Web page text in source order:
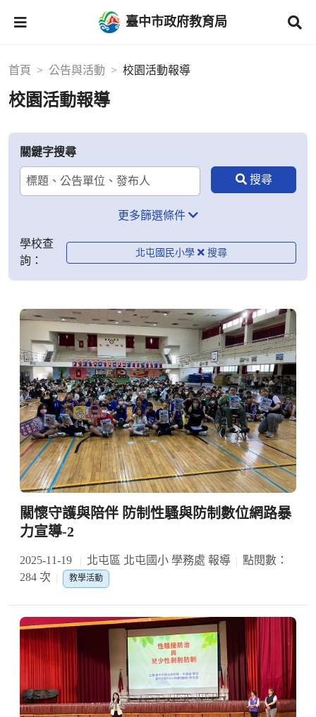
臺中市政府教育局
首頁 公告與活動 校園活動報導
校園活動報導
關鍵字搜尋
更多篩選條件
學校查
詢：
北屯國民小學
關懷守護與陪伴 防制性騷與防制數位網路暴
力宣導-2
2025-11-19 北屯區 北屯國小 學務處 報導
點閱數：
284 次
教學活動